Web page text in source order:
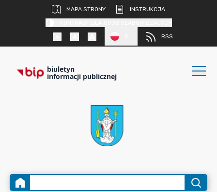
MAPA STRONY
INSTRUKCJA
RSS
biuletyn
informacji publicznej